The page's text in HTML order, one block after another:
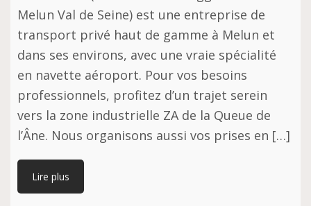
Melun Val de Seine) est une entreprise de
transport privé haut de gamme à Melun et
dans ses environs, avec une vraie spécialité
en navette aéroport. Pour vos besoins
professionnels, profitez d’un trajet serein
vers la zone industrielle ZA de la Queue de
l’Âne. Nous organisons aussi vos prises en […]
Lire plus